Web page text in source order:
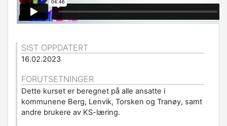
SIST OPPDATERT
16.02.2023
FORUTSETNINGER
Dette kurset er beregnet på alle ansatte i
kommunene Berg, Lenvik, Torsken og Tranøy, samt
andre brukere av KS-læring.